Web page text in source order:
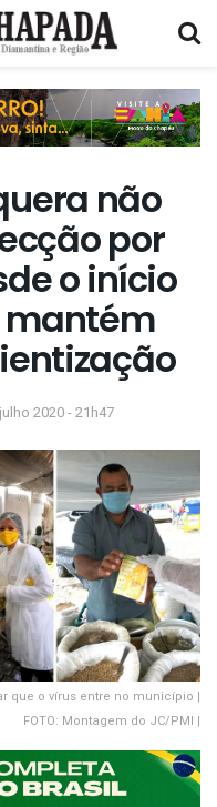
não
por
o início
2020 - 21h47
que o vírus entre no município |
FOTO: Montagem do JC/PMI |